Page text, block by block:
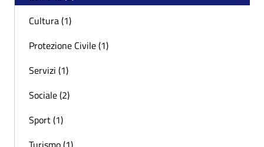
Cultura (1)
Protezione Civile (1)
Servizi (1)
Sociale (2)
Sport (1)